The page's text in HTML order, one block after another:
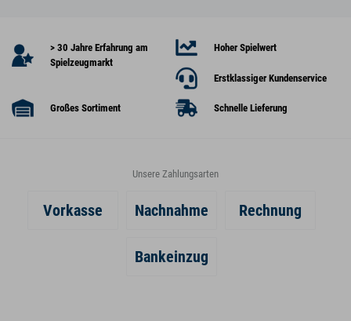
> 30 Jahre Erfahrung am
Spielzeugmarkt
Hoher Spielwert
Erstklassiger Kundenservice
Großes Sortiment Schnelle Lieferung
Unsere Zahlungsarten
Vorkasse Nachnahme Rechnung
Bankeinzug